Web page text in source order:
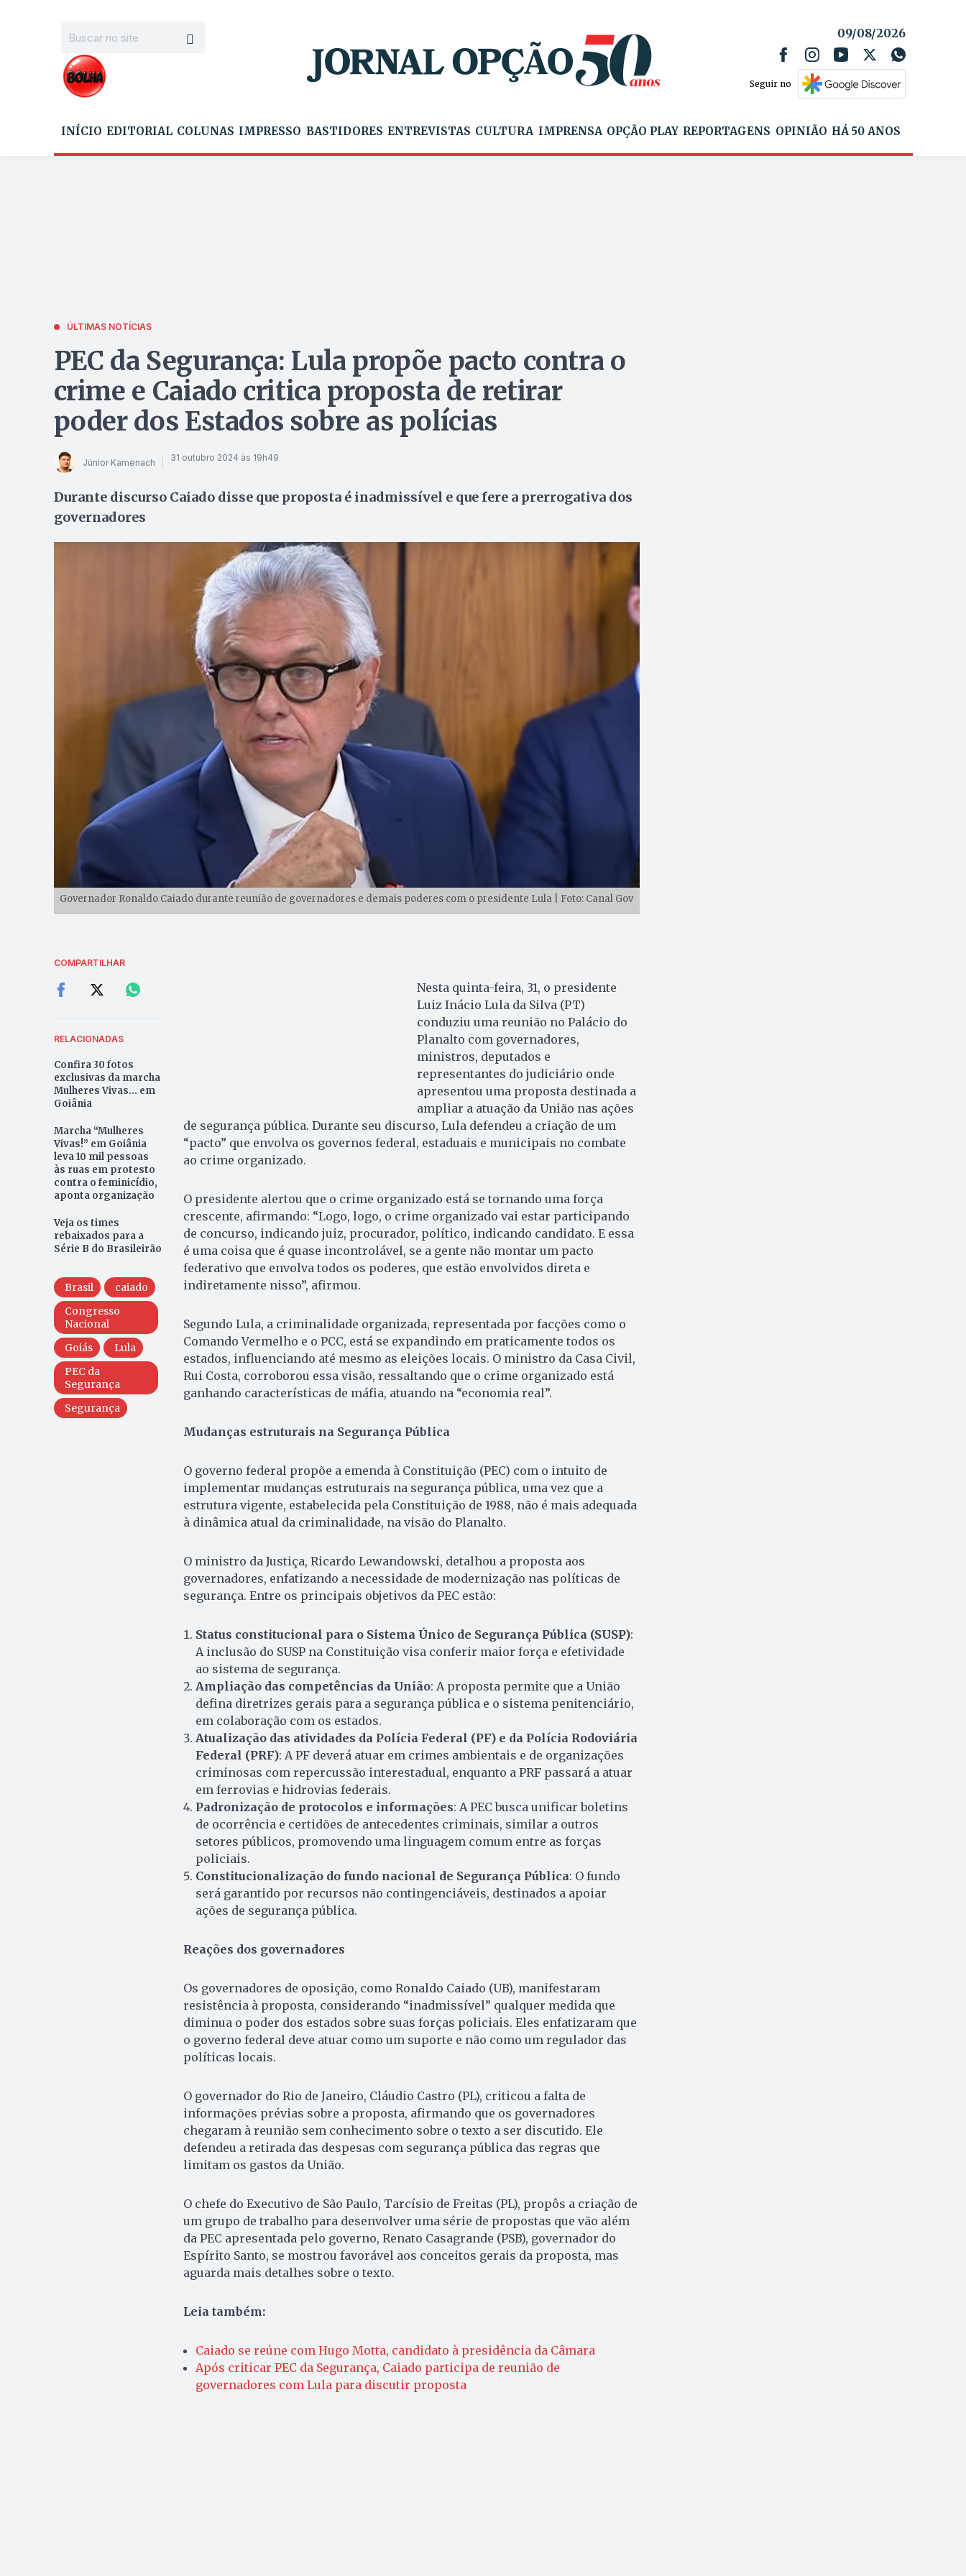
09/08/2026
Seguir no
INÍCIO EDITORIAL COLUNAS IMPRESSO BASTIDORES ENTREVISTAS CULTURA IMPRENSA OPÇÃO PLAY REPORTAGENS OPINIÃO HÁ 50 ANOS
ÚLTIMAS NOTÍCIAS
PEC da Segurança: Lula propõe pacto contra o
crime e Caiado critica proposta de retirar
poder dos Estados sobre as polícias
Júnior Kamenach 31 outubro 2024 às 19h49
Durante discurso Caiado disse que proposta é inadmissível e que fere a prerrogativa dos
governadores
Governador Ronaldo Caiado durante reunião de governadores e demais poderes com o presidente Lula | Foto: Canal Gov
COMPARTILHAR
RELACIONADAS
Confira 30 fotos
exclusivas da marcha
Mulheres Vivas... em
Goiânia
Marcha “Mulheres
Vivas!” em Goiânia
leva 10 mil pessoas
às ruas em protesto
contra o feminicídio,
aponta organização
Veja os times
rebaixados para a
Série B do Brasileirão
Brasil
caiado
Congresso
Nacional
Goiás
Lula
PEC da
Segurança
Segurança
Nesta quinta-feira, 31, o presidente
Luiz Inácio Lula da Silva (PT)
conduziu uma reunião no Palácio do
Planalto com governadores,
ministros, deputados e
representantes do judiciário onde
apresentou uma proposta destinada a
ampliar a atuação da União nas ações
de segurança pública. Durante seu discurso, Lula defendeu a criação de um
“pacto” que envolva os governos federal, estaduais e municipais no combate
ao crime organizado.
O presidente alertou que o crime organizado está se tornando uma força
crescente, afirmando: “Logo, logo, o crime organizado vai estar participando
de concurso, indicando juiz, procurador, político, indicando candidato. E essa
é uma coisa que é quase incontrolável, se a gente não montar um pacto
federativo que envolva todos os poderes, que estão envolvidos direta e
indiretamente nisso”, afirmou.
Segundo Lula, a criminalidade organizada, representada por facções como o
Comando Vermelho e o PCC, está se expandindo em praticamente todos os
estados, influenciando até mesmo as eleições locais. O ministro da Casa Civil,
Rui Costa, corroborou essa visão, ressaltando que o crime organizado está
ganhando características de máfia, atuando na “economia real”.
Mudanças estruturais na Segurança Pública
O governo federal propõe a emenda à Constituição (PEC) com o intuito de
implementar mudanças estruturais na segurança pública, uma vez que a
estrutura vigente, estabelecida pela Constituição de 1988, não é mais adequada
à dinâmica atual da criminalidade, na visão do Planalto.
O ministro da Justiça, Ricardo Lewandowski, detalhou a proposta aos
governadores, enfatizando a necessidade de modernização nas políticas de
segurança. Entre os principais objetivos da PEC estão:
Status constitucional para o Sistema Único de Segurança Pública (SUSP):
A inclusão do SUSP na Constituição visa conferir maior força e efetividade
ao sistema de segurança.
Ampliação das competências da União: A proposta permite que a União
defina diretrizes gerais para a segurança pública e o sistema penitenciário,
em colaboração com os estados.
Atualização das atividades da Polícia Federal (PF) e da Polícia Rodoviária
Federal (PRF): A PF deverá atuar em crimes ambientais e de organizações
criminosas com repercussão interestadual, enquanto a PRF passará a atuar
em ferrovias e hidrovias federais.
Padronização de protocolos e informações: A PEC busca unificar boletins
de ocorrência e certidões de antecedentes criminais, similar a outros
setores públicos, promovendo uma linguagem comum entre as forças
policiais.
Constitucionalização do fundo nacional de Segurança Pública: O fundo
será garantido por recursos não contingenciáveis, destinados a apoiar
ações de segurança pública.
Reações dos governadores
Os governadores de oposição, como Ronaldo Caiado (UB), manifestaram
resistência à proposta, considerando “inadmissível” qualquer medida que
diminua o poder dos estados sobre suas forças policiais. Eles enfatizaram que
o governo federal deve atuar como um suporte e não como um regulador das
políticas locais.
O governador do Rio de Janeiro, Cláudio Castro (PL), criticou a falta de
informações prévias sobre a proposta, afirmando que os governadores
chegaram à reunião sem conhecimento sobre o texto a ser discutido. Ele
defendeu a retirada das despesas com segurança pública das regras que
limitam os gastos da União.
O chefe do Executivo de São Paulo, Tarcísio de Freitas (PL), propôs a criação de
um grupo de trabalho para desenvolver uma série de propostas que vão além
da PEC apresentada pelo governo, Renato Casagrande (PSB), governador do
Espírito Santo, se mostrou favorável aos conceitos gerais da proposta, mas
aguarda mais detalhes sobre o texto.
Leia também:
Caiado se reúne com Hugo Motta, candidato à presidência da Câmara
Após criticar PEC da Segurança, Caiado participa de reunião de
governadores com Lula para discutir proposta